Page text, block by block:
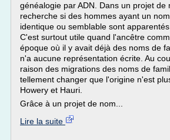
généalogie par ADN. Dans un projet de
recherche si des hommes ayant un
identique ou semblable sont
C'est surtout utile quand l'ancêtre
époque où il y avait déjà des noms de
n'a aucune représentation écrite. Au
raison des migrations des noms de
tellement changer que l'origine n'est
Howery et Hauri.
Grâce à un projet de nom...
Lire la suite